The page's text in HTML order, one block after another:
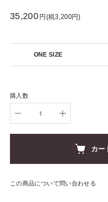
35,200 円(税3,200円)
ONE SIZE
購入数
カー
この商品について問い合わせる